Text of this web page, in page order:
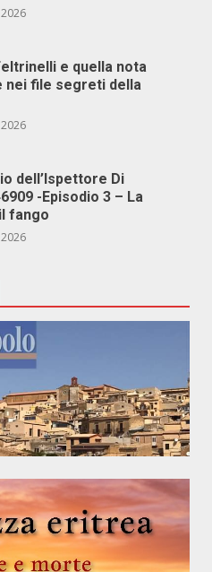
e quella nota
nei file segreti della
dell’Ispettore Di
-Episodio 3 – La
fango